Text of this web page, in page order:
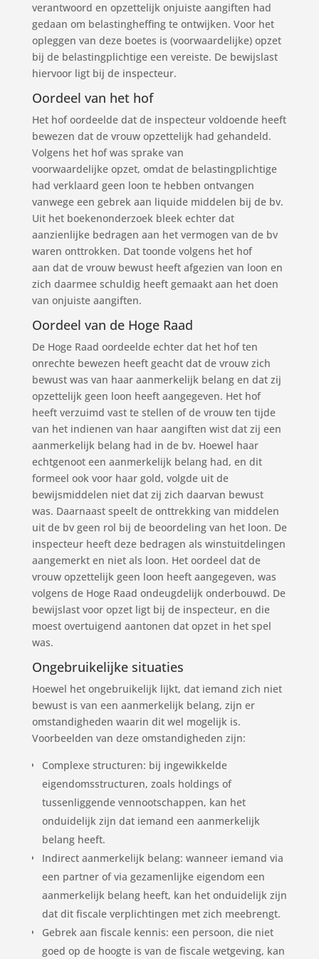
verantwoord en opzettelijk onjuiste aangiften had
gedaan om belastingheffing te ontwijken. Voor het
opleggen van deze boetes is (voorwaardelijke) opzet
bij de belastingplichtige een vereiste. De bewijslast
hiervoor ligt bij de inspecteur.
Oordeel van het hof
Het hof oordeelde dat de inspecteur voldoende heeft
bewezen dat de vrouw opzettelijk had gehandeld.
Volgens het hof was sprake van
voorwaardelijke opzet, omdat de belastingplichtige
had verklaard geen loon te hebben ontvangen
vanwege een gebrek aan liquide middelen bij de bv.
Uit het boekenonderzoek bleek echter dat
aanzienlijke bedragen aan het vermogen van de bv
waren onttrokken. Dat toonde volgens het hof
aan dat de vrouw bewust heeft afgezien van loon en
zich daarmee schuldig heeft gemaakt aan het doen
van onjuiste aangiften.
Oordeel van de Hoge Raad
De Hoge Raad oordeelde echter dat het hof ten
onrechte bewezen heeft geacht dat de vrouw zich
bewust was van haar aanmerkelijk belang en dat zij
opzettelijk geen loon heeft aangegeven. Het hof
heeft verzuimd vast te stellen of de vrouw ten tijde
van het indienen van haar aangiften wist dat zij een
aanmerkelijk belang had in de bv. Hoewel haar
echtgenoot een aanmerkelijk belang had, en dit
formeel ook voor haar gold, volgde uit de
bewijsmiddelen niet dat zij zich daarvan bewust
was. Daarnaast speelt de onttrekking van middelen
uit de bv geen rol bij de beoordeling van het loon. De
inspecteur heeft deze bedragen als winstuitdelingen
aangemerkt en niet als loon. Het oordeel dat de
vrouw opzettelijk geen loon heeft aangegeven, was
volgens de Hoge Raad ondeugdelijk onderbouwd. De
bewijslast voor opzet ligt bij de inspecteur, en die
moest overtuigend aantonen dat opzet in het spel
was.
Ongebruikelijke situaties
Hoewel het ongebruikelijk lijkt, dat iemand zich niet
bewust is van een aanmerkelijk belang, zijn er
omstandigheden waarin dit wel mogelijk is.
Voorbeelden van deze omstandigheden zijn:
Complexe structuren: bij ingewikkelde
eigendomsstructuren, zoals holdings of
tussenliggende vennootschappen, kan het
onduidelijk zijn dat iemand een aanmerkelijk
belang heeft.
Indirect aanmerkelijk belang: wanneer iemand via
een partner of via gezamenlijke eigendom een
aanmerkelijk belang heeft, kan het onduidelijk zijn
dat dit fiscale verplichtingen met zich meebrengt.
Gebrek aan fiscale kennis: een persoon, die niet
goed op de hoogte is van de fiscale wetgeving, kan